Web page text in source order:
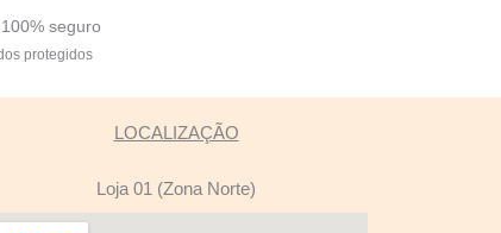
seguro
protegidos
LOCALIZAÇÃO
Loja 01 (Zona Norte)